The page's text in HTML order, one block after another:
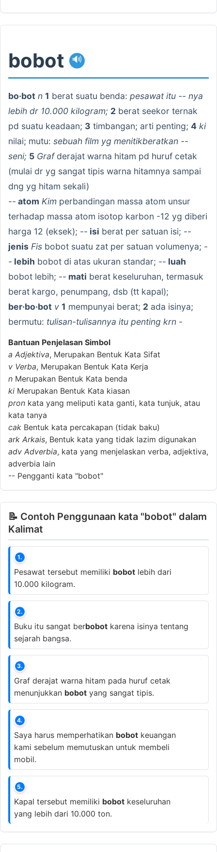
bobot 🔊
bo·bot n 1 berat suatu benda: pesawat itu -- nya
lebih dr 10.000 kilogram; 2 berat seekor ternak
pd suatu keadaan; 3 timbangan; arti penting; 4 ki
nilai; mutu: sebuah film yg menitikberatkan --
seni; 5 Grafderajat warna hitam pd huruf cetak
(mulai dr yg sangat tipis warna hitamnya sampai
dng yg hitam sekali)
-- atom Kim perbandingan massa atom unsur
terhadap massa atom isotop karbon -12 yg diberi
harga 12 (eksek); -- isi berat per satuan isi; --
jenis Fis bobot suatu zat per satuan volumenya; -
- lebih bobot di atas ukuran standar; -- luah
bobot lebih; -- mati berat keseluruhan, termasuk
berat kargo, penumpang, dsb (tt kapal);
ber·bo·bot v 1 mempunyai berat; 2 ada isinya;
bermutu: tulisan-tulisannya itu penting krn -
Bantuan Penjelasan Simbol
a Adjektiva, Merupakan Bentuk Kata Sifat
v Verba, Merupakan Bentuk Kata Kerja
n Merupakan Bentuk Kata benda
ki Merupakan Bentuk Kata kiasan
pron kata yang meliputi kata ganti, kata tunjuk, atau
kata tanya
cak Bentuk kata percakapan (tidak baku)
ark Arkais, Bentuk kata yang tidak lazim digunakan
adv Adverbia, kata yang menjelaskan verba, adjektiva,
adverbia lain
-- Pengganti kata "bobot"
📝 Contoh Penggunaan kata "bobot" dalam
Kalimat
1.
Pesawat tersebut memiliki bobot lebih dari
10.000 kilogram.
2.
Buku itu sangat berbobot karena isinya tentang
sejarah bangsa.
3.
Graf derajat warna hitam pada huruf cetak
menunjukkan bobot yang sangat tipis.
4.
Saya harus memperhatikan bobot keuangan
kami sebelum memutuskan untuk membeli
mobil.
5.
Kapal tersebut memiliki bobot keseluruhan
yang lebih dari 10.000 ton.